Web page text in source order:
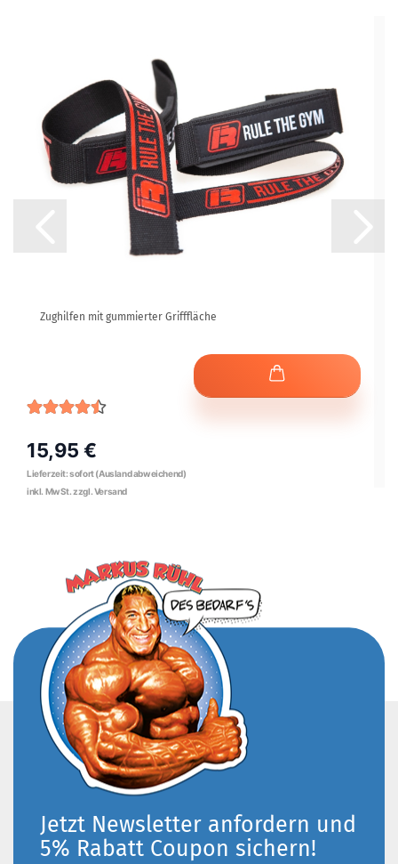
Zughilfen mit gummierter Grifffläche
15,95 €
Jetzt Newsletter anfordern und
5% Rabatt Coupon sichern!